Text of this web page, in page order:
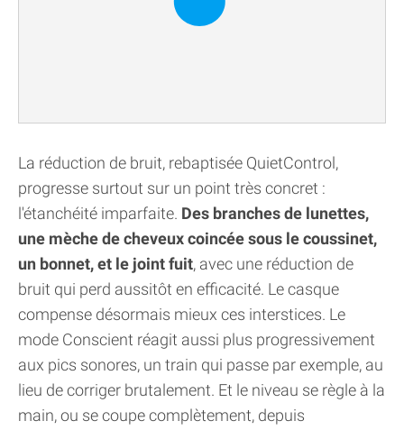
La réduction de bruit, rebaptisée QuietControl,
progresse surtout sur un point très concret :
l'étanchéité imparfaite. Des branches de lunettes,
une mèche de cheveux coincée sous le coussinet,
un bonnet, et le joint fuit, avec une réduction de
bruit qui perd aussitôt en efficacité. Le casque
compense désormais mieux ces interstices. Le
mode Conscient réagit aussi plus progressivement
aux pics sonores, un train qui passe par exemple, au
lieu de corriger brutalement. Et le niveau se règle à la
main, ou se coupe complètement, depuis